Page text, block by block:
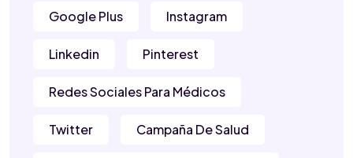
Google Plus Instagram
Linkedin Pinterest
Redes Sociales Para Médicos
Twitter Campaña De Salud